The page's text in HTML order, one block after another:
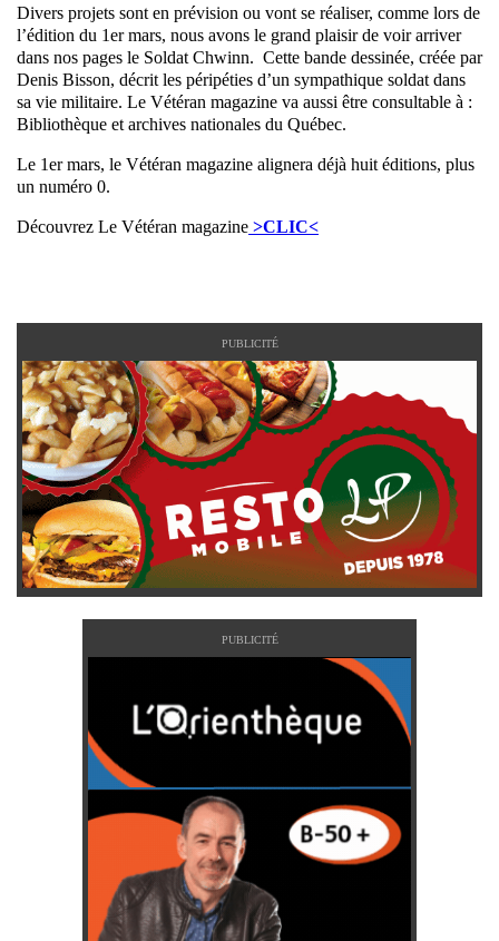
Divers projets sont en prévision ou vont se réaliser, comme lors de
l’édition du 1er mars, nous avons le grand plaisir de voir arriver
dans nos pages le Soldat Chwinn. Cette bande dessinée, créée par
Denis Bisson, décrit les péripéties d’un sympathique soldat dans
sa vie militaire. Le Vétéran magazine va aussi être consultable à :
Bibliothèque et archives nationales du Québec.
Le 1er mars, le Vétéran magazine alignera déjà huit éditions, plus
un numéro 0.
Découvrez Le Vétéran magazine >CLIC<
PUBLICITÉ
PUBLICITÉ